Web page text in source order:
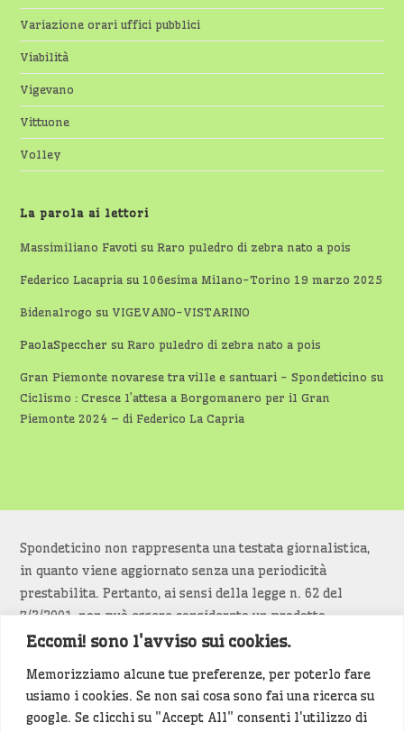
Eccomi! sono l'avviso sui cookies.
Memorizziamo alcune tue preferenze, per poterlo fare
usiamo i cookies. Se non sai cosa sono fai una ricerca su
google. Se clicchi su "Accept All" consenti l'utilizzo di
Variazione orari uffici pubblici
Viabilità
Vigevano
Vittuone
Volley
La parola ai lettori
Massimiliano Favoti suRaro puledro di zebra nato a pois
Federico Lacapria su 106esima Milano-Torino 19 marzo 2025
Bidenalrogo su VIGEVANO-VISTARINO
PaolaSpeccher suRaro puledro di zebra nato a pois
Gran Piemonte novarese tra ville e santuari - Spondeticino su
Ciclismo : Cresce l’attesa a Borgomanero per il Gran
Piemonte 2024 – di Federico La Capria
Spondeticino non rappresenta una testata giornalistica,
in quanto viene aggiornato senza una periodicità
prestabilita. Pertanto, ai sensi della legge n. 62 del
7/3/2001, non può essere considerato un prodotto
editoriale.
Siamo attenti a non violare copyright e diritti
d’immagine. Se un contenuto è di tua proprietà e vuoi
richiederne la rimozionediccelo(<- clicca per inviarci un